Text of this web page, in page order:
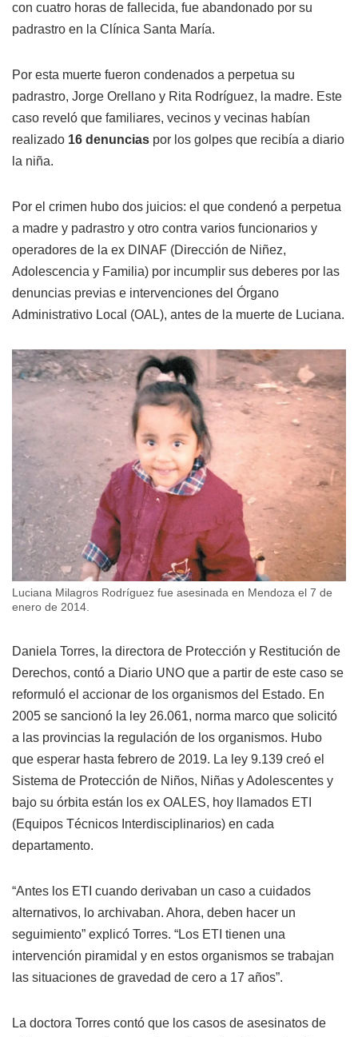
con cuatro horas de fallecida, fue abandonado por su
padrastro en la Clínica Santa María.
Por esta muerte fueron condenados a perpetua su
padrastro, Jorge Orellano y Rita Rodríguez, la madre. Este
caso reveló que familiares, vecinos y vecinas habían
realizado 16 denuncias por los golpes que recibía a diario
la niña.
Por el crimen hubo dos juicios: el que condenó a perpetua
a madre y padrastro y otro contra varios funcionarios y
operadores de la ex DINAF (Dirección de Niñez,
Adolescencia y Familia) por incumplir sus deberes por las
denuncias previas e intervenciones del Órgano
Administrativo Local (OAL), antes de la muerte de Luciana.
Luciana Milagros Rodríguez fue asesinada en Mendoza el 7 de
enero de 2014.
Daniela Torres, la directora de Protección y Restitución de
Derechos, contó a Diario UNO que a partir de este caso se
reformuló el accionar de los organismos del Estado. En
2005 se sancionó la ley 26.061, norma marco que solicitó
a las provincias la regulación de los organismos. Hubo
que esperar hasta febrero de 2019. La ley 9.139 creó el
Sistema de Protección de Niños, Niñas y Adolescentes y
bajo su órbita están los ex OALES, hoy llamados ETI
(Equipos Técnicos Interdisciplinarios) en cada
departamento.
“Antes los ETI cuando derivaban un caso a cuidados
alternativos, lo archivaban. Ahora, deben hacer un
seguimiento” explicó Torres. “Los ETI tienen una
intervención piramidal y en estos organismos se trabajan
las situaciones de gravedad de cero a 17 años”.
La doctora Torres contó que los casos de asesinatos de